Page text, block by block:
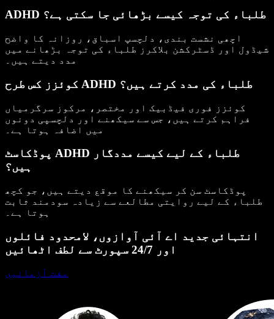
ADHD طلباء کی توجہ کیسے بڑھائی جا سکتی ہے؟
اچھی نشست بندی، دلچسپ اسباق، روزانہ کا واضح
شیڈول اور ڈسٹرکشن بلاکرز طلباء کی توجہ بڑھانے میں
مدد دیتے ہیں۔
کوئزز کس طرح ADHD طلباء کی مدد کرتے ہیں؟
کوئزز فوری فیڈبیک اور مختصر، مرکوز سرگرمیاں
فراہم کرتے ہیں، جس سے سیکھنے اور دلچسپی دونوں
میں اضافہ ہوتا ہے۔
پوڈکاسٹ ADHD طلباء کے لیے کیسے مددگار
ہیں؟
پوڈکاسٹ سن کر سیکھنے کا موقع دیتے ہیں، جو کچھ
طلباء کے لیے روایتی مطالعے سے زیادہ سودمند ثابت
ہوتا ہے۔
انتہائی جدید اے آئی آوازوں، لامحدود فائلوں
اور 24/7 سپورٹ سے لطف اٹھائیں
مفت آزمائیں